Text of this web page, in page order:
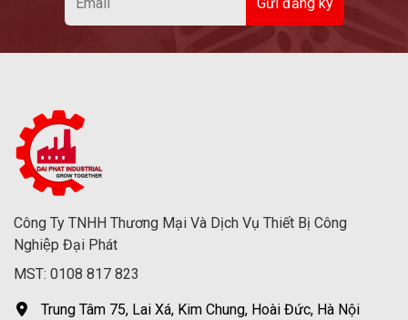
Công Ty TNHH Thương Mại Và Dịch Vụ Thiết Bị Công
Nghiệp Đại Phát
MST: 0108 817 823
Trung Tâm 75, Lai Xá, Kim Chung, Hoài Đức, Hà Nội